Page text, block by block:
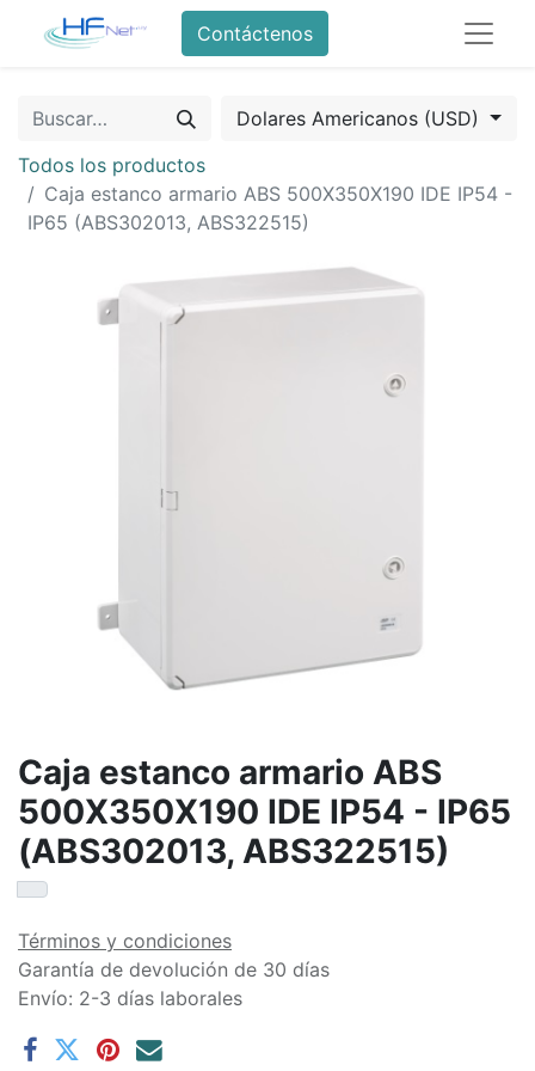
Contáctenos
Dolares Americanos (USD)
Todos los productos
Caja estanco armario ABS 500X350X190 IDE IP54 -
IP65 (ABS302013, ABS322515)
Caja estanco armario ABS
500X350X190 IDE IP54 - IP65
(ABS302013, ABS322515)
Términos y condiciones
Garantía de devolución de 30 días
Envío: 2-3 días laborales